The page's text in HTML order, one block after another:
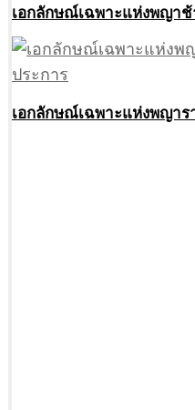
เอกลักษณ์เฉพาะแห่งพญา
เอกลักษณ์เฉพาะแห่งพญา